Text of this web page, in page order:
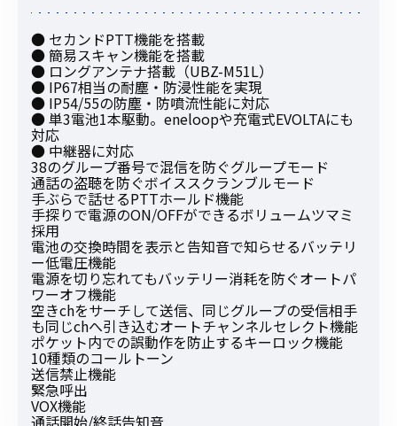
● セカンドPTT機能を搭載
● 簡易スキャン機能を搭載
● ロングアンテナ搭載（UBZ-M51L）
● IP67相当の耐塵・防浸性能を実現
● IP54/55の防塵・防噴流性能に対応
● 単3電池1本駆動。eneloopや充電式EVOLTAにも
対応
● 中継器に対応
38のグループ番号で混信を防ぐグループモード
通話の盗聴を防ぐボイススクランブルモード
手ぶらで話せるPTTホールド機能
手探りで電源のON/OFFができるボリュームツマミ
採用
電池の交換時間を表示と告知音で知らせるバッテリ
ー低電圧機能
電源を切り忘れてもバッテリー消耗を防ぐオートパ
ワーオフ機能
空きchをサーチして送信、同じグループの受信相手
も同じchへ引き込むオートチャンネルセレクト機能
ポケット内での誤動作を防止するキーロック機能
10種類のコールトーン
送信禁止機能
緊急呼出
VOX機能
通話開始/終話告知音